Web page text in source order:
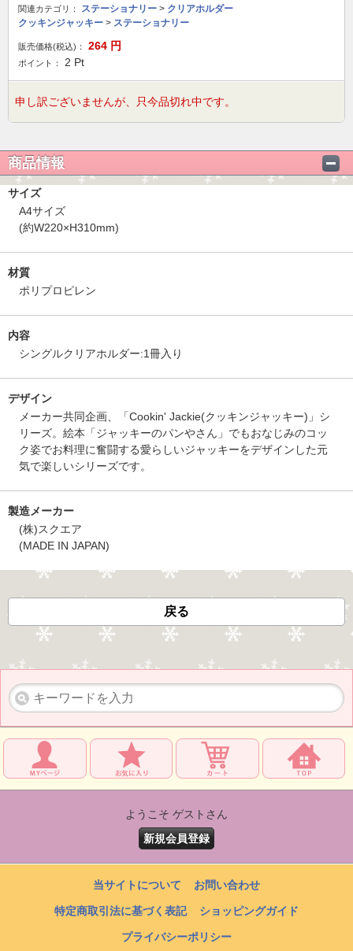
関連カテゴリ： ステーショナリー > クリアホルダー
クッキンジャッキー > ステーショナリー
販売価格(税込)： 264 円
ポイント： 2 Pt
申し訳ございませんが、只今品切れ中です。
商品情報
サイズ
A4サイズ
(約W220×H310mm)
材質
ポリプロピレン
内容
シングルクリアホルダー:1冊入り
デザイン
メーカー共同企画、「Cookin' Jackie(クッキンジャッキー)」シ
リーズ。絵本「ジャッキーのパンやさん」でもおなじみのコッ
ク姿でお料理に奮闘する愛らしいジャッキーをデザインした元
気で楽しいシリーズです。
製造メーカー
(株)スクエア
(MADE IN JAPAN)
戻る
ようこそ ゲストさん
新規会員登録
当サイトについて お問い合わせ
特定商取引法に基づく表記 ショッピングガイド
プライバシーポリシー